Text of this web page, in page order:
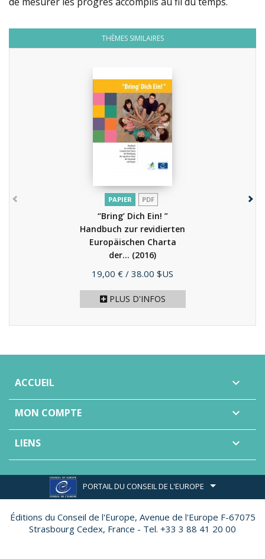
THÈMES SIMILAIRES
PAPIER PDF
“Bring’ Dich Ein! ”
Handbuch zur revidierten
Europäischen Charta
der... (2016)
Prix
19,00 € / 38.00 $US
PLUS D'INFOS
ACCUEIL 
MON COMPTE 
LIENS 
PORTAIL DU CONSEIL DE L'EUROPE
Éditions du Conseil de l'Europe, Avenue de l'Europe F-67075
Strasbourg Cedex, France - Tel. +33 3 88 41 20 00